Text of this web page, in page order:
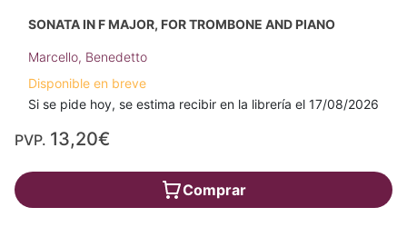
SONATA IN F MAJOR, FOR TROMBONE AND PIANO
Marcello, Benedetto
Disponible en breve
Si se pide hoy, se estima recibir en la librería el 17/08/2026
PVP. 13,20€
Comprar